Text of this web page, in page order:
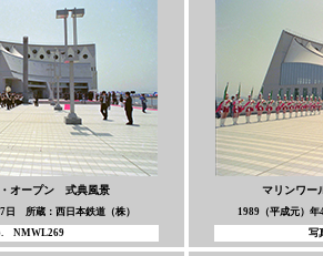
オープン 式典風景
日 所蔵：西日本鉄道（株）
NMWL269
マリンワー
1989（平成元）
写